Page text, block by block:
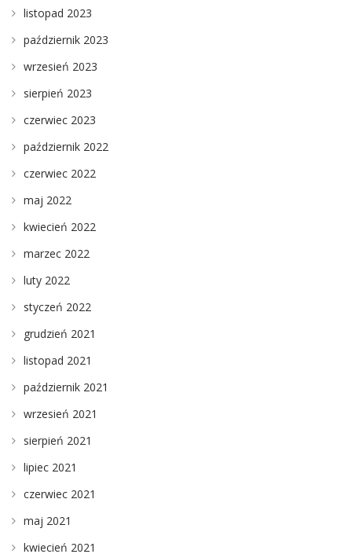
listopad 2023
październik 2023
wrzesień 2023
sierpień 2023
czerwiec 2023
październik 2022
czerwiec 2022
maj 2022
kwiecień 2022
marzec 2022
luty 2022
styczeń 2022
grudzień 2021
listopad 2021
październik 2021
wrzesień 2021
sierpień 2021
lipiec 2021
czerwiec 2021
maj 2021
kwiecień 2021